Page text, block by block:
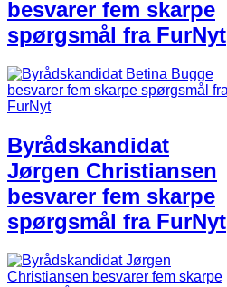
besvarer fem skarpe
spørgsmål fra FurNyt
Byrådskandidat
Jørgen Christiansen
besvarer fem skarpe
spørgsmål fra FurNyt